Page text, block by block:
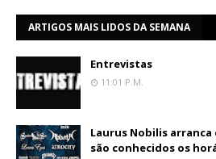
ARTIGOS MAIS LIDOS DA SEMANA
Entrevistas
11:01 P.m.
Laurus Nobilis
são conhecidos os